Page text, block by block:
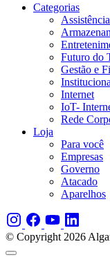
Categorias
Futuro do
Gestão e
Internet
IoT-
Rede
Loja
Para você
Empresas
Governo
Atacado
Aparelhos
© Copyright 2026